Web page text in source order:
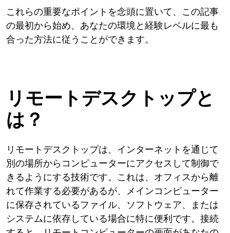
これらの重要なポイントを念頭に置いて、この記事
の最初から始め、あなたの環境と経験レベルに最も
合った方法に従うことができます。
リモートデスクトップと
は？
リモートデスクトップは、インターネットを通じて
別の場所からコンピューターにアクセスして制御で
きるようにする技術です。これは、オフィスから離
れて作業する必要があるが、メインコンピューター
に保存されているファイル、ソフトウェア、または
システムに依存している場合に特に便利です。接続